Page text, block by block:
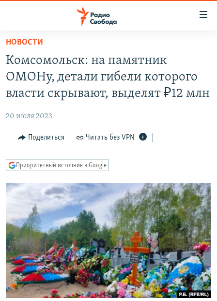
упрощенного
доступа
Вернуться
основному
Вернутся
Вернутся
поиску
АВТОРСКИЕ ПРОЕКТЫ
МНЕНИЯ
КУЛЬТУРА
КАВКАЗ.РЕАЛИИ
СЕВЕР.РЕАЛИИ
СИБИРЬ.РЕАЛИИ
РАСПИСАНИЕ ВЕЩАНИЯ
ПОДПИШИТЕСЬ НА РАССЫЛКУ
СОЦИАЛЬНЫЕ СЕТИ
НОВОСТИ
Комсомольск: на памятник
ОМОНу, детали гибели которого
власти скрывают, выделят ₽12 млн
20 июля 2023
Поделиться Читать без VPN
Приоритетный источник в Google